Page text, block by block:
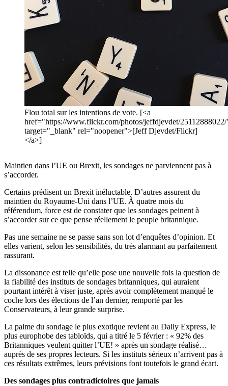
Flou total sur les intentions de vote. [<a
href="https://www.flickr.com/photos/jeffdjevdet/
target="_blank" rel="noopener">[Jeff Djevdet/Flickr]
</a>]
Maintien dans l’UE ou Brexit, les sondages ne parviennent pas à
s’accorder.
Certains prédisent un Brexit inéluctable. D’autres assurent du
maintien du Royaume-Uni dans l’UE. À quatre mois du
référendum, force est de constater que les sondages peinent à
s’accorder sur ce que pense réellement le peuple britannique.
Pas une semaine ne se passe sans son lot d’enquêtes d’opinion. Et
elles varient, selon les sensibilités, du très alarmant au parfaitement
rassurant.
La dissonance est telle qu’elle pose une nouvelle fois la question de
la fiabilité des instituts de sondages britanniques, qui auraient
pourtant intérêt à viser juste, après avoir complètement manqué le
coche lors des élections de l’an dernier, remporté par les
Conservateurs, à leur grande surprise.
La palme du sondage le plus exotique revient au Daily Express, le
plus europhobe des tabloïds, qui a titré le 5 février : « 92% des
Britanniques veulent quitter l’UE! » après un sondage réalisé…
auprès de ses propres lecteurs. Si les instituts sérieux n’arrivent pas à
ces résultats extrêmes, leurs prévisions font toutefois le grand écart.
Des sondages plus contradictoires que jamais